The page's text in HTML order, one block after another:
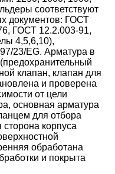
соответствуют
документов: ГОСТ
ГОСТ 12.2.003-91,
4,5,6,10),
23/EG. Арматура в
клапан, клапан для
и проверена
от цели
основная арматура
для отбора
корпуса
обработана
и покрыта